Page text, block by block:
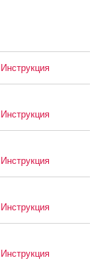
Инструкция
Инструкция
Инструкция
Инструкция
Инструкция